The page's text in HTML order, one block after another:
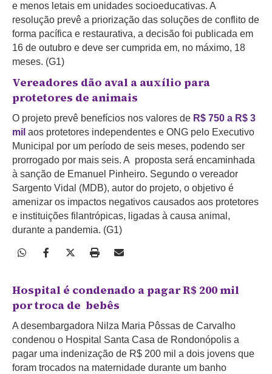
e menos letais em unidades socioeducativas. A
resolução prevê a priorização das soluções de conflito de
forma pacífica e restaurativa, a decisão foi publicada em
16 de outubro e deve ser cumprida em, no máximo, 18
meses. (G1)
Vereadores dão aval a auxílio para
protetores de animais
O projeto prevê benefícios nos valores de R$ 750 a R$ 3
mil aos protetores independentes e ONG pelo Executivo
Municipal por um período de seis meses, podendo ser
prorrogado por mais seis. A proposta será encaminhada
à sanção de Emanuel Pinheiro. Segundo o vereador
Sargento Vidal (MDB), autor do projeto, o objetivo é
amenizar os impactos negativos causados aos protetores
e instituições filantrópicas, ligadas à causa animal,
durante a pandemia. (G1)
Hospital é condenado a pagar R$ 200 mil
por troca de bebês
A desembargadora Nilza Maria Pôssas de Carvalho
condenou o Hospital Santa Casa de Rondonópolis a
pagar uma indenização de R$ 200 mil a dois jovens que
foram trocados na maternidade durante um banho